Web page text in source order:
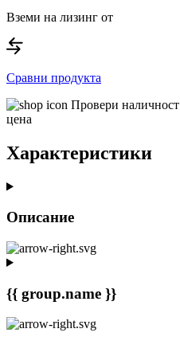
Вземи на лизинг от
Сравни продукта
Провери наличност
цена
Характеристики
Описание
{{ group.name }}